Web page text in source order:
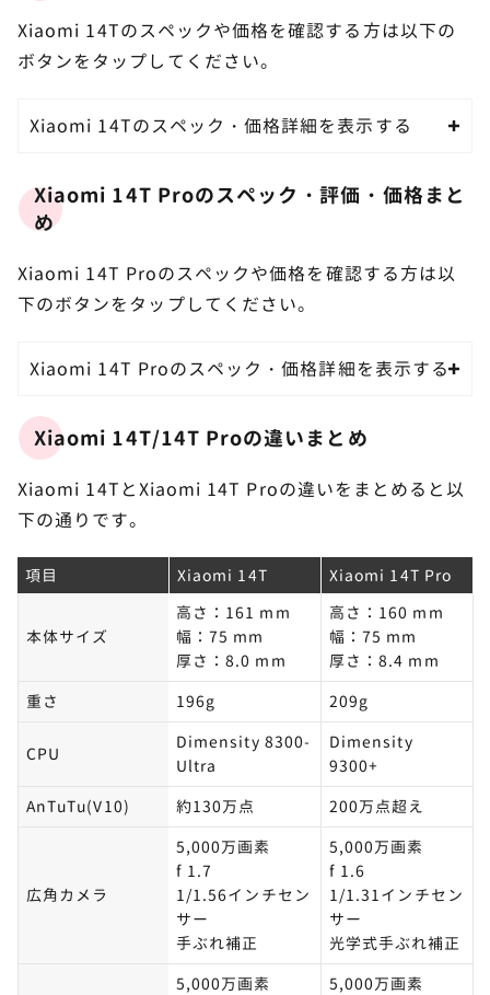
Xiaomi 14Tのスペックや価格を確認する方は以下の
ボタンをタップしてください。
Xiaomi 14Tのスペック・価格詳細を表示する
Xiaomi 14T Proのスペック・評価・価格まと
め
Xiaomi 14T Proのスペックや価格を確認する方は以
下のボタンをタップしてください。
Xiaomi 14T Proのスペック・価格詳細を表示する
Xiaomi 14T/14T Proの違いまとめ
Xiaomi 14TとXiaomi 14T Proの違いをまとめると以
下の通りです。
項目 Xiaomi 14T Xiaomi 14T Pro
本体サイズ
高さ：161 mm
幅：75 mm
厚さ：8.0 mm
高さ：160 mm
幅：75 mm
厚さ：8.4 mm
重さ
196g 209g
CPU
Dimensity 8300-
Ultra
Dimensity
9300+
AnTuTu(V10)
約130万点 200万点超え
広角カメラ
5,000万画素
f 1.7
1/1.56インチセン
サー
手ぶれ補正
5,000万画素
f 1.6
1/1.31インチセン
サー
光学式手ぶれ補正
5,000万画素
5,000万画素